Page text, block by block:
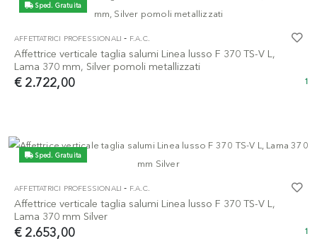
Sped. Gratuita
AFFETTATRICI PROFESSIONALI - F.A.C.
Affettrice verticale taglia salumi Linea lusso F 370 TS-V L,
Lama 370 mm, Silver pomoli metallizzati
€ 2.722,00 1
Sped. Gratuita
AFFETTATRICI PROFESSIONALI - F.A.C.
Affettrice verticale taglia salumi Linea lusso F 370 TS-V L,
Lama 370 mm Silver
€ 2.653,00 1